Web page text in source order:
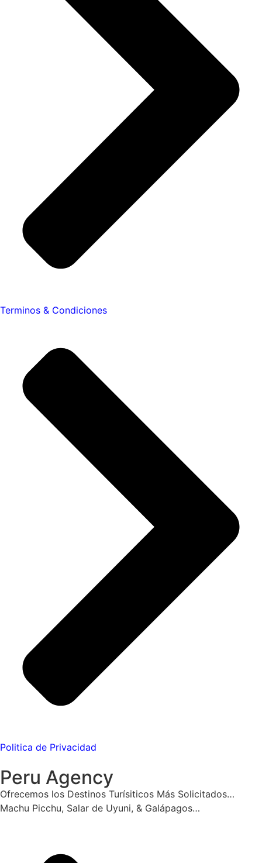
Terminos & Condiciones
Politica de Privacidad
Peru Agency
Ofrecemos los Destinos Turísiticos Más Solicitados…
Machu Picchu, Salar de Uyuni, & Galápagos…